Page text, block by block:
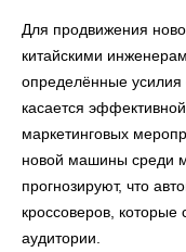
Для продвижения
китайскими
определённые усилия
касается
маркетинговых
новой машины среди
прогнозируют, что
кроссоверов, которые
аудитории.